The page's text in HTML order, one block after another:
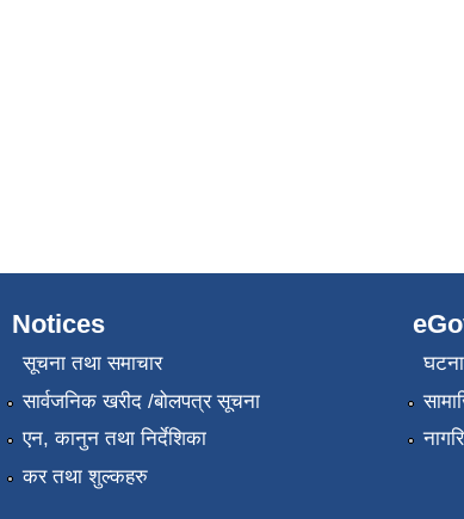
Notices
सूचना तथा समाचार
सार्वजनिक खरीद /बोलपत्र सूचना
एन, कानुन तथा निर्देशिका
कर तथा शुल्कहरु
घटना